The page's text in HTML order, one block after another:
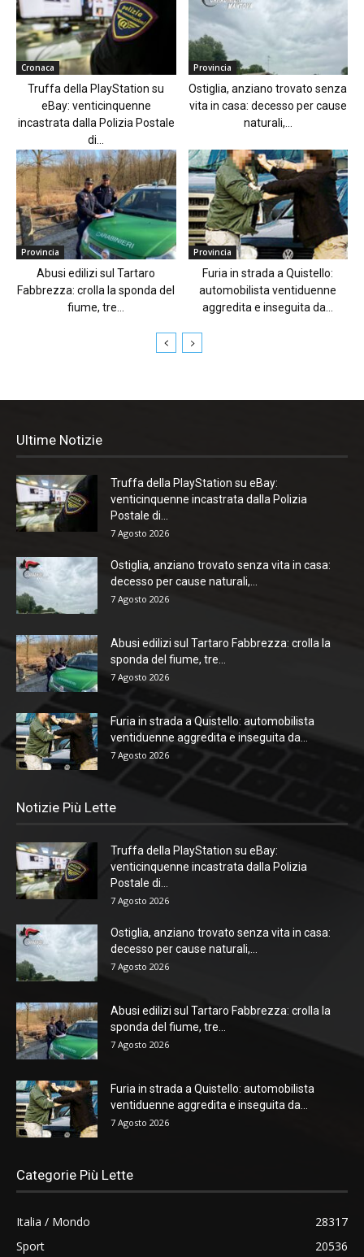
Cronaca
Truffa della PlayStation su
eBay: venticinquenne
incastrata dalla Polizia Postale
di...
Provincia
Ostiglia, anziano trovato senza
vita in casa: decesso per cause
naturali,...
Provincia
Abusi edilizi sul Tartaro
Fabbrezza: crolla la sponda del
fiume, tre...
Provincia
Furia in strada a Quistello:
automobilista ventiduenne
aggredita e inseguita da...
Ultime Notizie
Truffa della PlayStation su eBay:
venticinquenne incastrata dalla Polizia
Postale di...
7 Agosto 2026
Ostiglia, anziano trovato senza vita in casa:
decesso per cause naturali,...
7 Agosto 2026
Abusi edilizi sul Tartaro Fabbrezza: crolla la
sponda del fiume, tre...
7 Agosto 2026
Furia in strada a Quistello: automobilista
ventiduenne aggredita e inseguita da...
7 Agosto 2026
Notizie Più Lette
Truffa della PlayStation su eBay:
venticinquenne incastrata dalla Polizia
Postale di...
7 Agosto 2026
Ostiglia, anziano trovato senza vita in casa:
decesso per cause naturali,...
7 Agosto 2026
Abusi edilizi sul Tartaro Fabbrezza: crolla la
sponda del fiume, tre...
7 Agosto 2026
Furia in strada a Quistello: automobilista
ventiduenne aggredita e inseguita da...
7 Agosto 2026
Categorie Più Lette
Italia / Mondo
28317
Sport
20536